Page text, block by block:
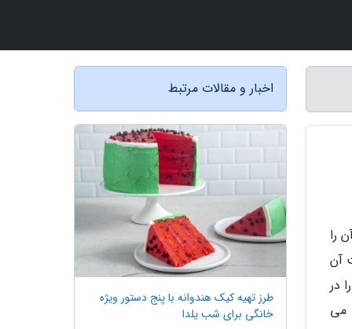
را
آن
در
می
اخبار و مقالات مرتبط
طرز تهیه کیک هندوانه با پنج دستور ویژه
خانگی برای شب یلدا